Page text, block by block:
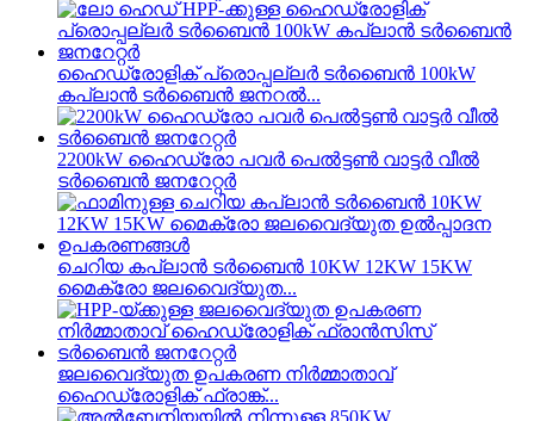
ഹൈഡ്രോളിക് പ്രൊപ്പല്ലർ ടർബൈൻ 100kW
കപ്ലാൻ ടർബൈൻ ജനറൽ...
2200kW ഹൈഡ്രോ പവർ പെൽട്ടൺ വാട്ടർ വീൽ
ടർബൈൻ ജനറേറ്റർ
ചെറിയ കപ്ലാൻ ടർബൈൻ 10KW 12KW 15KW
മൈക്രോ ജലവൈദ്യുത...
ജലവൈദ്യുത ഉപകരണ നിർമ്മാതാവ്
ഹൈഡ്രോളിക് ഫ്രാങ്ക്...